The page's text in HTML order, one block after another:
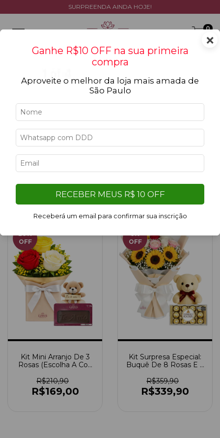
SURPREENDA AINDA HOJE!
0
Combo Perfeito
Filtrar
Filtro aplicado:
20%
OFF
Kit Mini Arranjo De 3
Rosas (Escolha A Cor)
Chocolate Te Amo
R$210,90
R$169,00
6%
OFF
Kit Surpresa Especial:
Buquê De 8 Rosas E 3
Rocher 12 Unidades +
Ursinho
R$359,90
R$339,90
×
Ganhe R$10 OFF na sua primeira
compra
Aproveite o melhor da loja mais amada de
São Paulo
RECEBER MEUS R$ 10 OFF
Receberá um email para confirmar sua inscrição